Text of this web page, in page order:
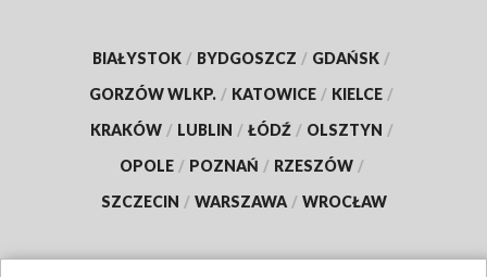
BIAŁYSTOK / BYDGOSZCZ / GDAŃSK /
GORZÓW WLKP. / KATOWICE / KIELCE /
KRAKÓW / LUBLIN / ŁÓDŹ / OLSZTYN /
OPOLE / POZNAŃ / RZESZÓW /
SZCZECIN / WARSZAWA / WROCŁAW